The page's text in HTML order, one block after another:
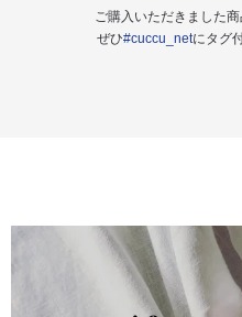
ご購入いただきました
ぜひ#cuccu_netにタグ